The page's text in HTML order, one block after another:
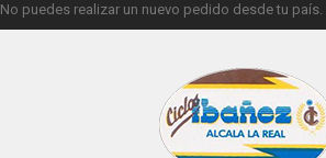
No puedes realizar un nuevo pedido desde tu país.